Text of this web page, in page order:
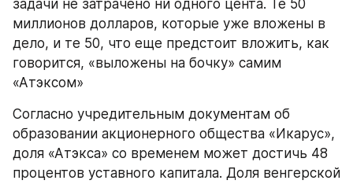
задачи не затрачено ни одного цента. Те 50
миллионов долларов, которые уже вложены в
дело, и те 50, что еще предстоит вложить, как
говорится, «выложены на бочку» самим
«Атэксом»
Согласно учредительным документам об
образовании акционерного общества «Икарус»,
доля «Атэкса» со временем может достичь 48
процентов уставного капитала. Доля венгерской